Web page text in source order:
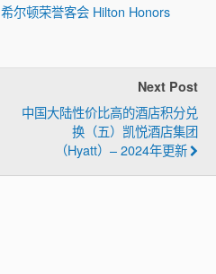
希尔顿荣誉客会 Hilton Honors
Next Post
中国大陆性价比高的酒店积分兑
换（五）凯悦酒店集团
（Hyatt）– 2024年更新